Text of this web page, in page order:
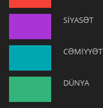
SİYASƏT
CƏMİYYƏT
DÜNYA